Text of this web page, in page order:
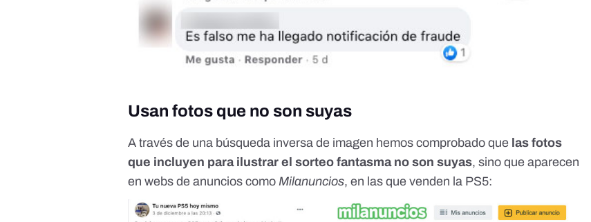
Usan fotos que no son suyas
A través de una búsqueda inversa de imagen hemos comprobado que las fotos
que incluyen para ilustrar el sorteo fantasma no son suyas, sino que aparecen
enwebs de anuncios comoMilanuncios, en las que venden la PS5: